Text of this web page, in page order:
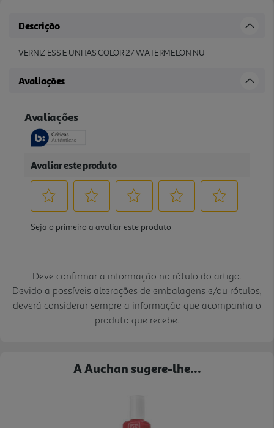
Descrição
VERNIZ ESSIE UNHAS COLOR 27 WATERMELON NU
Avaliações
Deve confirmar a informação no rótulo do artigo.
Devido a possíveis alterações de embalagens e/ou rótulos,
deverá considerar sempre a informação que acompanha o
produto que recebe.
A Auchan sugere-lhe...